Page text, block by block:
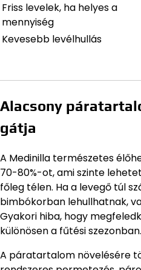
Friss levelek, ha helyes a
mennyiség
Kevesebb levélhullás
Alacsony
gátja
A Medinilla természetes
70-80%-ot, ami szinte
főleg télen. Ha a levegő túl
bimbókorban lehullhatnak,
Gyakori hiba, hogy
különösen a fűtési szezonban.
A páratartalom növelésére